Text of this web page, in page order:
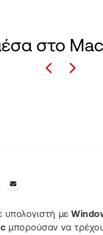
στο
υπολογιστή με
μπορούσαν να